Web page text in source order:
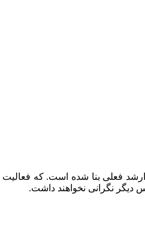
می باشد که در سال ۱۳۹۵ توسط دو نفر از توسعه دهندگان
دیگر نگرانی نخواهند داشت.